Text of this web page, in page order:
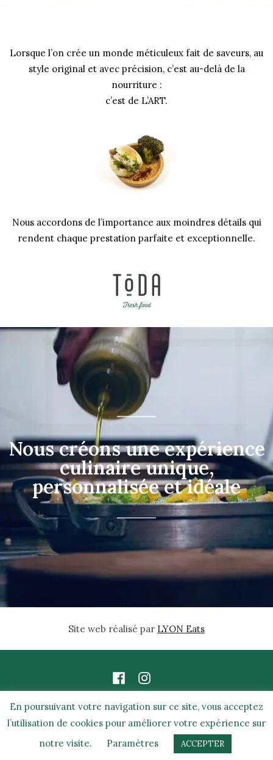
Lorsque l’on crée un monde méticuleux fait de saveurs, au
style original et avec précision, c’est au-delà de la
nourriture :
c’est de L’ART.
Nous accordons de l’importance aux moindres détails qui
rendent chaque prestation parfaite et exceptionnelle.
Nous créons une expérience
culinaire unique,
personnalisée et idéale
Site web réalisé par LYON Eats
POLITIQUE DE CONFIDENTIALITÉ CONTACT
NOTRE
CARTE
HISTOIRE
En poursuivant votre navigation sur ce site, vous acceptez
l’utilisation de cookies pour améliorer votre expérience sur
notre visite.
Paramètres ACCEPTER